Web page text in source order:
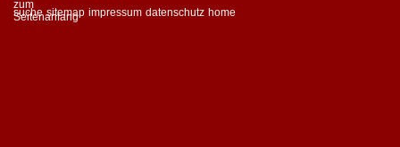
suche sitemap impressum datenschutz home